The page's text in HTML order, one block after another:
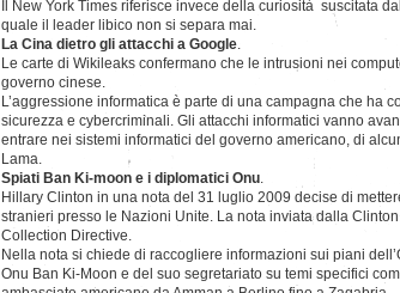
Il New York Times riferisce invece della curiosità suscitata
quale il leader libico non si separa mai.
La Cina dietro gli attacchi a Google.
Le carte di Wikileaks confermano che le intrusioni nei
governo cinese.
L’aggressione informatica è parte di una campagna che ha
sicurezza e cybercriminali. Gli attacchi informatici vanno
entrare nei sistemi informatici del governo americano, di
Lama.
Spiati Ban Ki-moon e i diplomatici Onu.
Hillary Clinton in una nota del 31 luglio 2009 decise di
stranieri presso le Nazioni Unite. La nota inviata dalla
Collection Directive.
Nella nota si chiede di raccogliere informazioni sui piani
Onu Ban Ki-Moon e del suo segretariato su temi specifici